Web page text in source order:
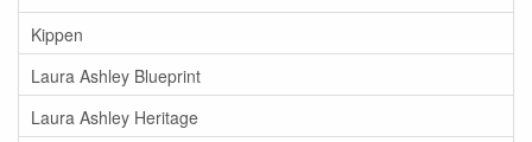
Kippen
Laura Ashley Blueprint
Laura Ashley Heritage